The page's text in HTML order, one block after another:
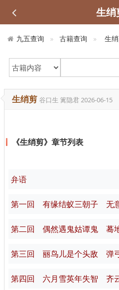
生绡
九五查询 古籍查询 生
生绡剪 谷口生 篱隐君2026-06-15
《生绡剪》章节列表
弁语
第一回 有缘结蚁三朝子 无
第二回 偶然遇鬼姑谭鬼 蓦
第三回 丽鸟儿是个头敌 弹
第四回 六月雪英年失智 齐